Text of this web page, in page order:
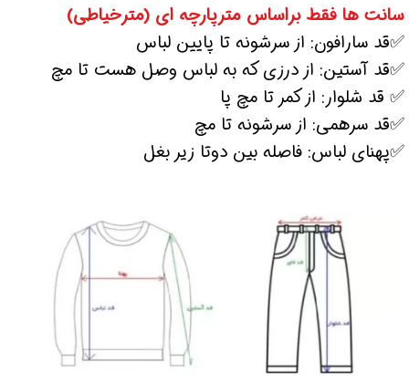
سانت ها فقط براساس مترپارچه ای (مترخیاطی)
✅قد سارافون: از سرشونه تا پایین لباس
✅قد آستین: از درزی که به لباس وصل هست تا مچ
✅ قد شلوار: از کمر تا مچ پا
✅قد سرهمی: از سرشونه تا مچ
✅پهنای لباس: فاصله بین دوتا زیر بغل